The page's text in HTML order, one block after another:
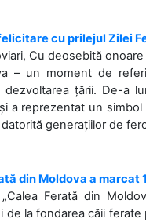
cu prilejul Zilei
Cu deosebită
– un moment de
dezvoltarea țării. De-a
a reprezentat un
generațiilor de
din Moldova a marcat
Ferată din
de la fondarea căii